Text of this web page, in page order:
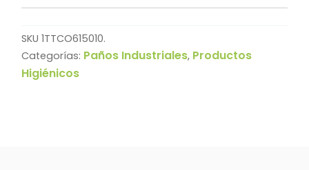
SKU1TTCO615010.
Categorías: Paños Industriales, Productos
Higiénicos